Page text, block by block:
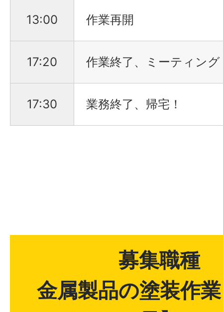
13:00 作業再開
17:20 作業終了、ミーティング
17:30 業務終了、帰宅！
募集職種
金属製品の塗装作